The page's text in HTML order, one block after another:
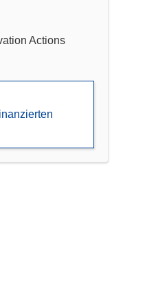
Actions